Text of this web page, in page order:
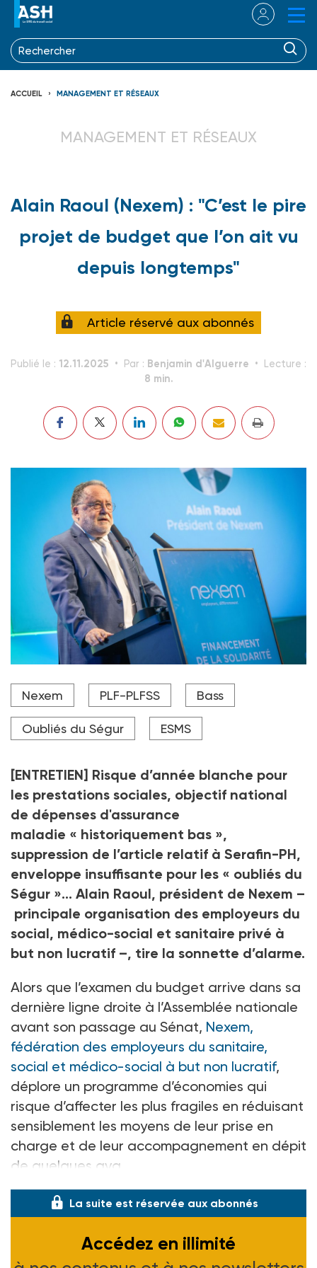
ACCUEIL MANAGEMENT ET RÉSEAUX
MANAGEMENT ET RÉSEAUX
Alain Raoul (Nexem) : "C’est le pire
projet de budget que l’on ait vu
depuis longtemps"
Article réservé aux abonnés
Publié le : 12.11.2025 Par : Benjamin d'Alguerre Lecture :
8 min.
Malgré les amendements allant dans le sens d'une
amélioration des PLF et PLFSS en faveur de l'action
Crédit photo DR
Nexem PLF-PLFSS Bass
Oubliés du Ségur ESMS
[ENTRETIEN] Risque d’année blanche pour
les prestations sociales, objectif national
de dépenses d'assurance
maladie « historiquement bas »,
suppression de l’article relatif à Serafin-PH,
enveloppe insuffisante pour les « oubliés du
Ségur »… Alain Raoul, président de Nexem –
principale organisation des employeurs du
social, médico-social et sanitaire privé à
but non lucratif –, tire la sonnette d’alarme.
Alors que l’examen du budget arrive dans sa
dernière ligne droite à l’Assemblée nationale
avant son passage au Sénat, Nexem,
fédération des employeurs du sanitaire,
social et médico-social à but non lucratif,
déplore un programme d’économies qui
risque d’affecter les plus fragiles en réduisant
sensiblement les moyens de leur prise en
charge et de leur accompagnement en dépit
de quelques ava
La suite est réservée aux abonnés
Accédez en illimité